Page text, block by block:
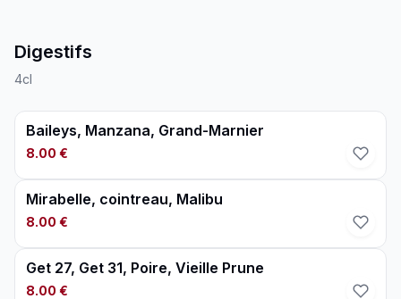
Digestifs
4cl
Baileys, Manzana, Grand-Marnier
8.00 €
Mirabelle, cointreau, Malibu
8.00 €
Get 27, Get 31, Poire, Vieille Prune
8.00 €